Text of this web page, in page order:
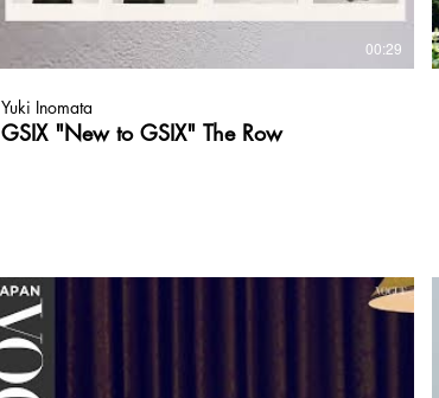
00:29
Yuki Inomata
GSIX "New to GSIX" The Row